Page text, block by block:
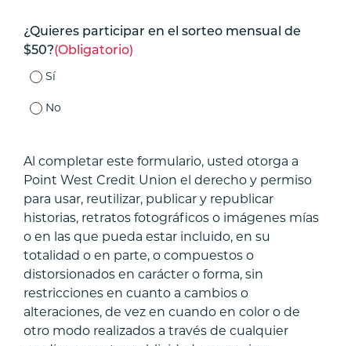
¿Quieres participar en el sorteo mensual de
$50?(Obligatorio)
Sí
No
Al
completar
este
formulario,
usted
otorga
a
Point
West
Credit
Al completar este formulario, usted otorga a
Point West Credit Union el derecho y permiso
para usar, reutilizar, publicar y republicar
historias, retratos fotográficos o imágenes mías
o en las que pueda estar incluido, en su
totalidad o en parte, o compuestos o
distorsionados en carácter o forma, sin
restricciones en cuanto a cambios o
alteraciones, de vez en cuando en color o de
otro modo realizados a través de cualquier